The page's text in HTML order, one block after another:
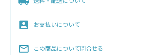
account_box お支払いについて
mail_outline この商品について問合せる